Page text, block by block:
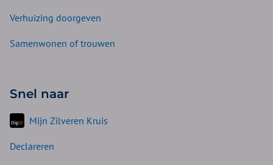
Verhuizing doorgeven
Samenwonen of trouwen
Snel naar
Mijn Zilveren Kruis
Declareren